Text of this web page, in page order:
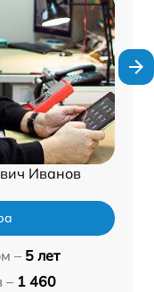
Иванов
– 5 лет
– 1 460